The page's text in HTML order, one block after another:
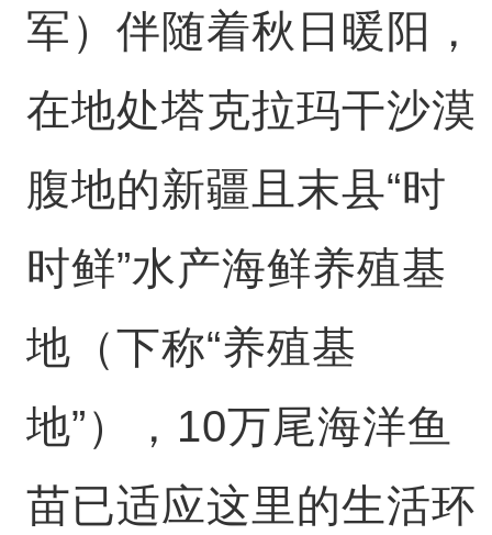
军）伴随着秋日暖阳，
在地处塔克拉玛干沙漠
腹地的新疆且末县“时
时鲜”水产海鲜养殖基
地（下称“养殖基
地”），10万尾海洋鱼
苗已适应这里的生活环